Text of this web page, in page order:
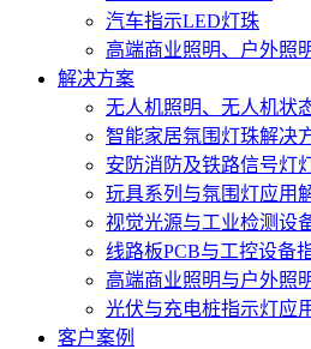
汽车指示LED灯珠
高端商业照明、户外照
解决方案
无人机照明、无人机状
智能家居氛围灯珠解决
安防消防及铁路信号灯
玩具系列与氛围灯应用
视觉光源与工业检测设
线路板PCB与工控设备
高端商业照明与户外照
光伏与充电桩指示灯应
客户案例